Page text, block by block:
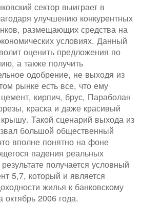
сектор выиграет в
улучшению конкурентных
размещающих средства на
условиях. Данный
оценить предложения по
а также получить
одобрение, не выходя из
рынке есть все, что ему
кирпич, брус, Параболан
краска и даже красивый
Такой сценарий выхода из
большой общественный
вполне понятно на фоне
падения реальных
получается условный
5,7, который и является
жилья к банковскому
октябрь 2006 года.